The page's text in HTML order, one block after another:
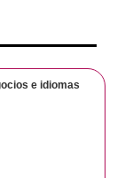
e idiomas